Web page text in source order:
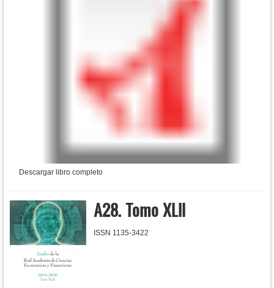
Descargar libro completo
A28. Tomo XLII
ISSN 1135-3422